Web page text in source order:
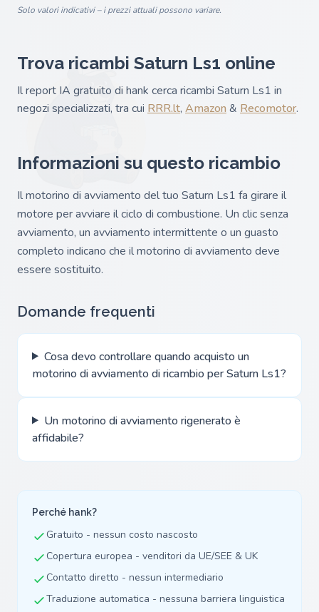
Solo valori indicativi – i prezzi attuali possono variare.
Trova ricambi Saturn Ls1 online
Il report IA gratuito di hank cerca ricambi Saturn Ls1 in
negozi specializzati, tra cui RRR.lt, Amazon & Recomotor.
Informazioni su questo ricambio
Il motorino di avviamento del tuo Saturn Ls1 fa girare il
motore per avviare il ciclo di combustione. Un clic senza
avviamento, un avviamento intermittente o un guasto
completo indicano che il motorino di avviamento deve
essere sostituito.
Domande frequenti
Cosa devo controllare quando acquisto un
motorino di avviamento di ricambio per Saturn Ls1?
Un motorino di avviamento rigenerato è
affidabile?
Perché hank?
Gratuito - nessun costo nascosto
Copertura europea - venditori da UE/SEE & UK
Contatto diretto - nessun intermediario
Traduzione automatica - nessuna barriera linguistica